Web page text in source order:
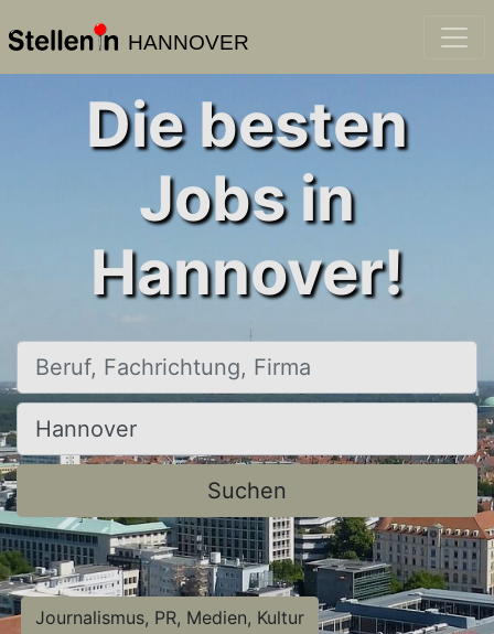
HANNOVER
Die besten
Jobs in
Hannover!
Beruf, Fachrichtung, Firma
Ort, Stadt
Suchen
Journalismus, PR, Medien, Kultur